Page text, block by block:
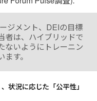
ジメント、DEIの目標
者は、ハイブリッドで
ないようにトレーニン
す。
状況に応じた「公平性」